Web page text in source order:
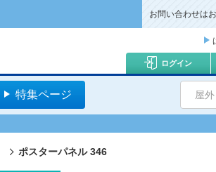
お問い合わせは
ログイン
特集ページ 屋
ポスターパネル 346